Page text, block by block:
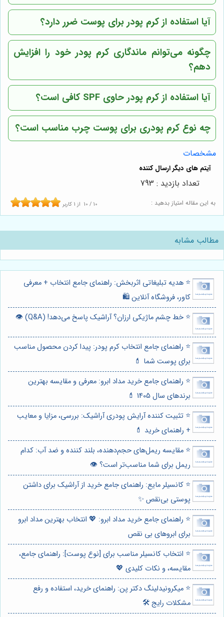
آیا استفاده از کرم پودر برای پوست ضرر دارد؟
چگونه می‌توانم ماندگاری کرم پودر خود را افزایش
دهم؟
آیا استفاده از کرم پودر حاوی SPF کافی است؟
چه نوع کرم پودری برای پوست چرب مناسب است؟
مشخصات
به این مقاله امتیاز بدهید : 10 / 10 از 1 کاربر
تعداد بازدید : 793
مطالب مشابه
⭐️ هدیه تبلیغاتی اثربخش: راهنمای جامع انتخاب + معرفی
کاور، فروشگاه آنلاین 🛍️
⭐️ خط چشم ماژیکی ارزان؟ آراشیک پاسخ می‌دهد! (Q&A) 👁️
⭐️ راهنمای جامع انتخاب کرم پودر: پیدا کردن محصول مناسب
برای پوست شما 💄
⭐️ راهنمای جامع خرید مداد ابرو: معرفی و مقایسه بهترین
برندهای سال 1405 💄
⭐️ تثبیت کننده آرایش پودری آراشیک: بررسی، مزایا و معایب
+ راهنمای خرید 💄
⭐️ مقایسه ریمل‌های حجم‌دهنده، بلند کننده و ضد آب: کدام
ریمل برای شما مناسب‌تر است؟ 👁️
⭐️ کانسیلر مایع: راهنمای جامع خرید از آراشیک برای داشتن
پوستی بی‌نقص ✨
⭐️ راهنمای جامع خرید مداد ابرو: 💖 انتخاب بهترین مداد ابرو
برای ابروهای بی نقص
⭐️ انتخاب کانسیلر مناسب برای [نوع پوست]: راهنمای جامع،
مقایسه، و نکات کلیدی 💖
⭐️ میکرونیدلینگ دکتر پن: راهنمای خرید، استفاده و رفع
مشکلات رایج 🛠️